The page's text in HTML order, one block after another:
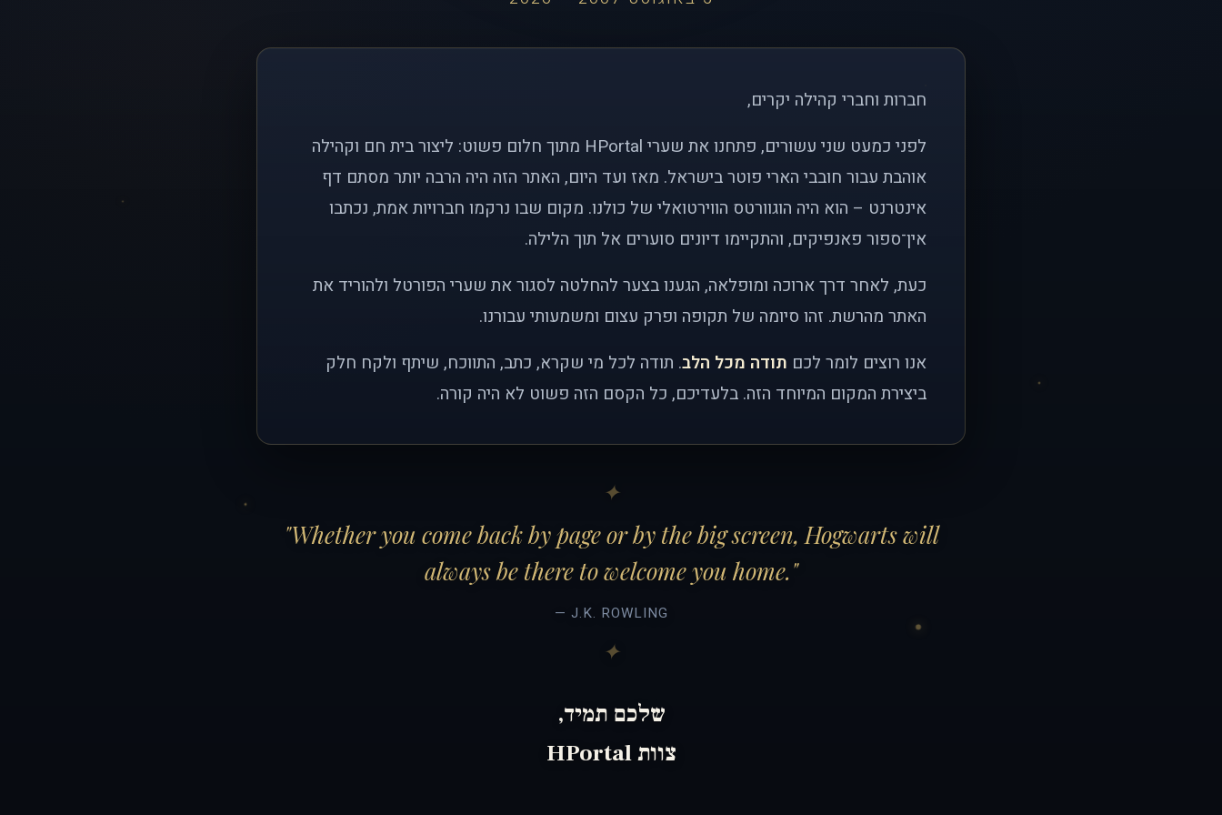
חברות וחברי קהילה יקרים,
לפני כמעט שני עשורים, פתחנו את שערי HPortal מתוך חלום פשוט: ליצור בית חם וקהילה
אוהבת עבור חובבי הארי פוטר בישראל. מאז ועד היום, האתר הזה היה הרבה יותר מסתם דף
אינטרנט – הוא היה הוגוורטס הווירטואלי של כולנו. מקום שבו נרקמו חברויות אמת, נכתבו
אין־ספור פאנפיקים, והתקיימו דיונים סוערים אל תוך הלילה.
כעת, לאחר דרך ארוכה ומופלאה, הגענו בצער להחלטה לסגור את שערי הפורטל ולהוריד את
האתר מהרשת. זהו סיומה של תקופה ופרק עצום ומשמעותי עבורנו.
אנו רוצים לומר לכם תודה מכל הלב. תודה לכל מי שקרא, כתב, התווכח, שיתף ולקח חלק
ביצירת המקום המיוחד הזה. בלעדיכם, כל הקסם הזה פשוט לא היה קורה.
"Whether you come back by page or by the big screen, Hogwarts will
always be there to welcome you home."
— J.K. ROWLING
שלכם תמיד,
צוות HPortal